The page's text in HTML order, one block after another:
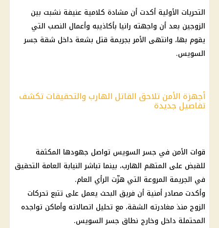
التحريات الأولية أكدت أن مشادة كلامية عنيفة نشبت بين
الزوجين بعد أن واجهته رانيا بأكاذيبه وأعمال النصب التي
يقوم بها، وانتهى الأمر بجريمة قتل بشعة داخل شقة جسر
السويس.
أجهزة الأمن تلاحق القاتل الهارب والتحقيقات تكشف
تفاصيل جديدة
قوات الأمن في جسر السويس تواصل جهودها المكثفة
للقبض على المتهم الهارب، بينما تباشر النيابة العامة التحقيق
في الجريمة المروعة التي هزّت الرأي العام.
وأكدت مصادر أمنية أن فريق البحث يعمل على تتبع تحركات
الزوج منذ مغادرته الشقة، مع تحليل اتصالاته وأماكن تواجده
المحتملة داخل وخارج نطاق جسر السويس.